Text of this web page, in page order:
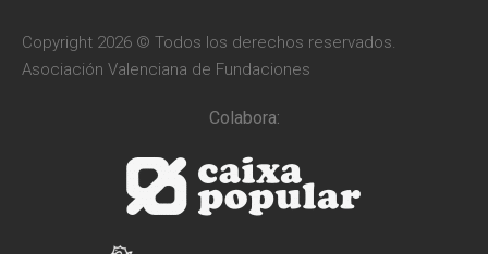
Copyright 2026 © Todos los derechos reservados.
Asociación Valenciana de Fundaciones
Colabora: